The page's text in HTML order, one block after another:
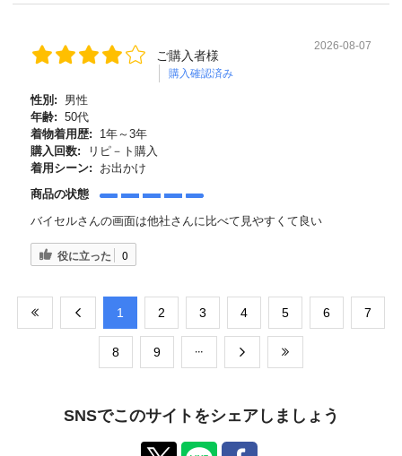
ご購入者様
購入確認済み
2026-08-07
性別:
男性
年齢: 50代
着物着用歴:
1年～3年
購入回数:
リピ－ト購入
着用シーン:
お出かけ
商品の状態
バイセルさんの画面は他社さんに比べて見やすくて良い
役に立った 0
​1 ​2 ​3 ​4 ​5 ​6 ​7
​8 ​9
SNSでこのサイトをシェアしましょう